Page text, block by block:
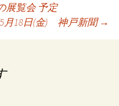
展覧会 予定
5月18日(金) 神戸新聞 →